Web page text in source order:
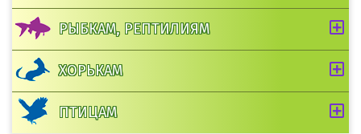
РЫБКАМ, РЕПТИЛИЯМ
ХОРЬКАМ
ПТИЦАМ